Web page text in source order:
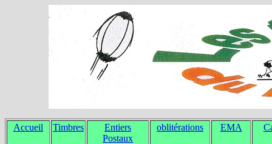
Accueil Timbres
Entiers
Postaux
oblitérations EMA